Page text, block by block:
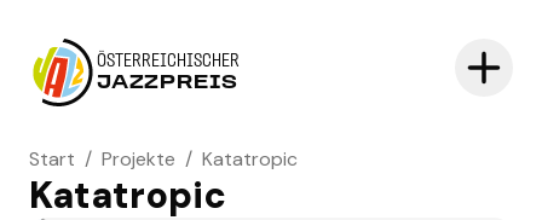
ÖSTERREICHISCHER
JAZZPREIS
Start / Projekte / Katatropic
Katatropic